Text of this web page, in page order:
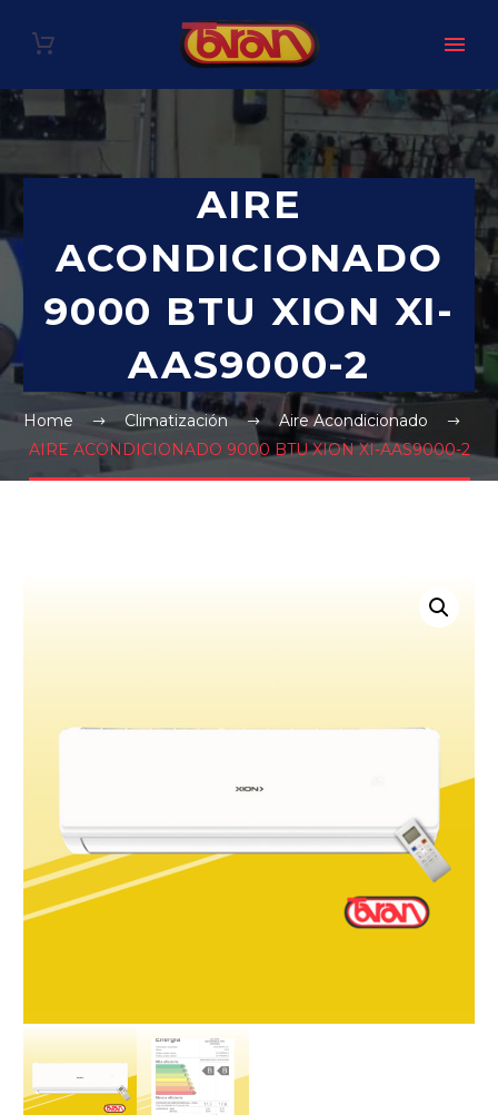
AIRE
ACONDICIONADO
9000 BTU XION XI-
AAS9000-2
Home Climatización
Aire Acondicionado
AIRE ACONDICIONADO 9000 BTU XION XI-AAS9000-2